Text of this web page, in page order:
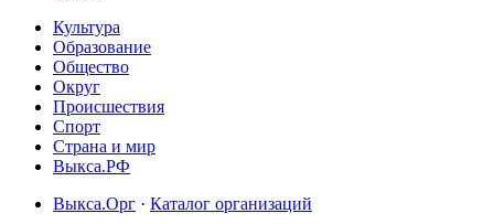
Культура
Образование
Общество
Округ
Происшествия
Спорт
Страна и мир
Выкса.РФ
Выкса.Орг · Каталог организаций